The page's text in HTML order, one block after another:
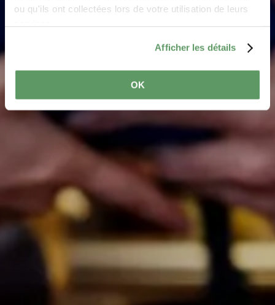
ou qu'ils ont collectées lors de votre utilisation de leurs
Afficher les détails
OK